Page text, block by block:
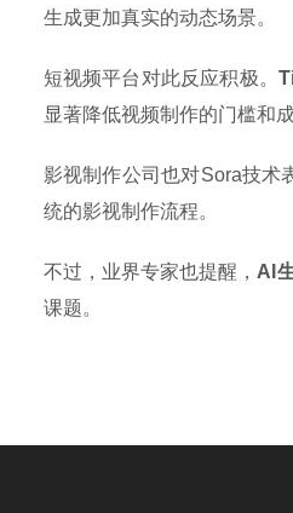
生成更加真实的动态场景。
短视频平台对此反应积极。
显著降低视频制作的门槛和成
影视制作公司也对Sora技术
统的影视制作流程。
不过，业界专家也提醒， AI
课题。